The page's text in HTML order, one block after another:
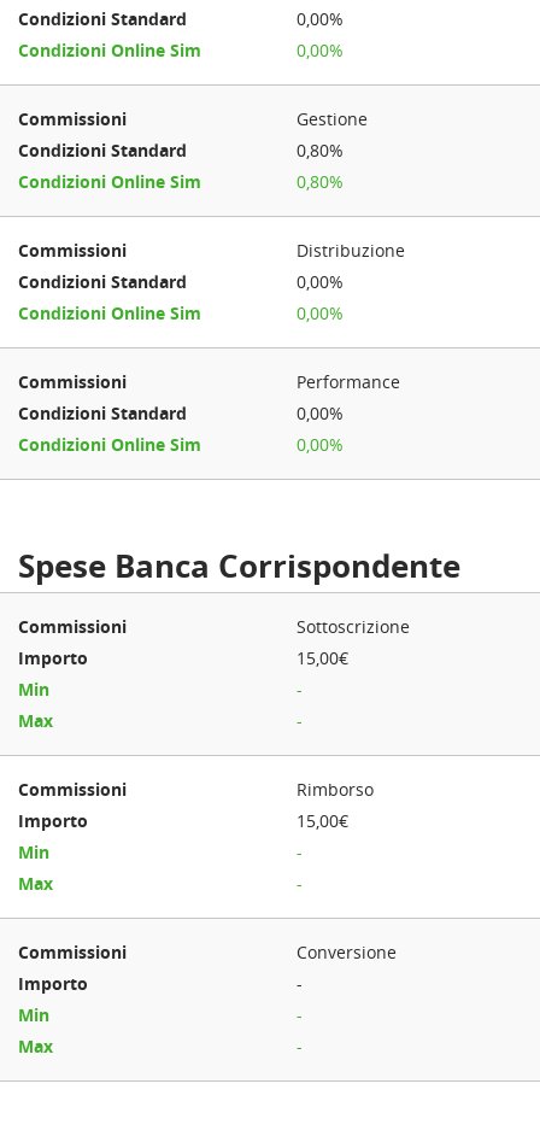
0,00%
0,00%
Gestione
0,80%
0,80%
Distribuzione
0,00%
0,00%
Performance
0,00%
0,00%
Spese Banca Corrispondente
Sottoscrizione
15,00€
-
-
Rimborso
15,00€
-
-
Conversione
-
-
-